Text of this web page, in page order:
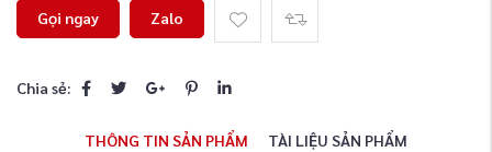
Gọi ngay Zalo
Chia sẻ:
THÔNG TIN SẢN PHẨM TÀI LIỆU SẢN PHẨM